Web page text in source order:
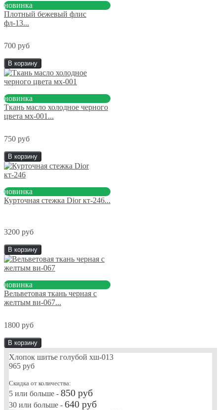
новинка
Плотный бежевый флис
фл-13...
700 руб
В корзину
новинка
Ткань масло холодное черного
цвета мх-001...
750 руб
В корзину
новинка
Курточная стежка Dior кт-246...
3200 руб
В корзину
новинка
Вельветовая ткань черная с
желтым ви-067...
1800 руб
В корзину
Хлопок шитье голубой хш-013
965 руб
Скидка от количества:
5 или больше - 850 руб
30 или больше - 640 руб